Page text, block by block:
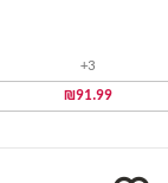
3+
₪91.99